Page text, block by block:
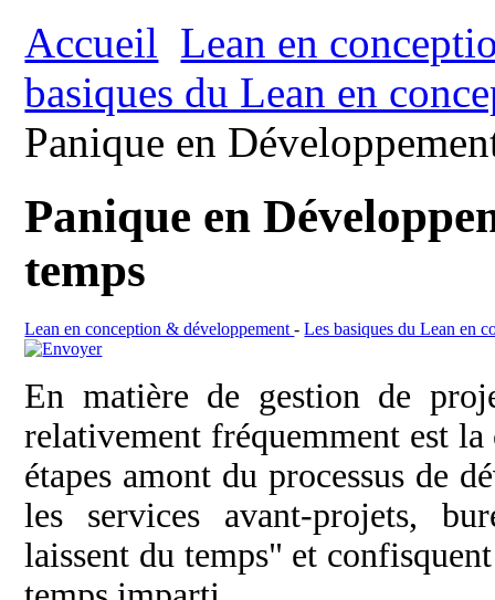
Accueil Lean en
basiques du Lean en
Panique en
Panique en
temps
Lean en conception & développement-Les basiques du Lean en
En matière de gestion de
relativement fréquemment est
étapes amont du processus de
les services avant-projets,
laissent du temps" et